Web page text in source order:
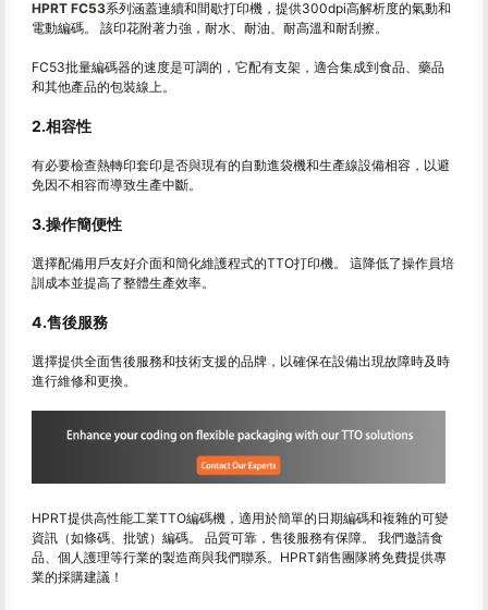
HPRT FC53系列涵蓋連續和間歇打印機，提供300dpi高解析度的氣動和
電動編碼。 該印花附著力強，耐水、耐油、耐高溫和耐刮擦。
FC53批量編碼器的速度是可調的，它配有支架，適合集成到食品、藥品
和其他產品的包裝線上。
2.相容性
有必要檢查熱轉印套印是否與現有的自動進袋機和生產線設備相容，以避
免因不相容而導致生產中斷。
3.操作簡便性
選擇配備用戶友好介面和簡化維護程式的TTO打印機。 這降低了操作員培
訓成本並提高了整體生產效率。
4.售後服務
選擇提供全面售後服務和技術支援的品牌，以確保在設備出現故障時及時
進行維修和更換。
HPRT提供高性能工業TTO編碼機，適用於簡單的日期編碼和複雜的可變
資訊（如條碼、批號）編碼。 品質可靠，售後服務有保障。 我們邀請食
品、個人護理等行業的製造商與我們聯系。HPRT銷售團隊將免費提供專
業的採購建議！